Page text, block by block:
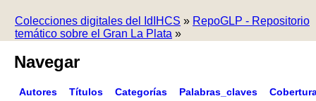
Colecciones digitales del IdIHCS » RepoGLP - Repositorio
temático sobre el Gran La Plata »
Navegar
Autores Títulos Categorías Palabras_claves